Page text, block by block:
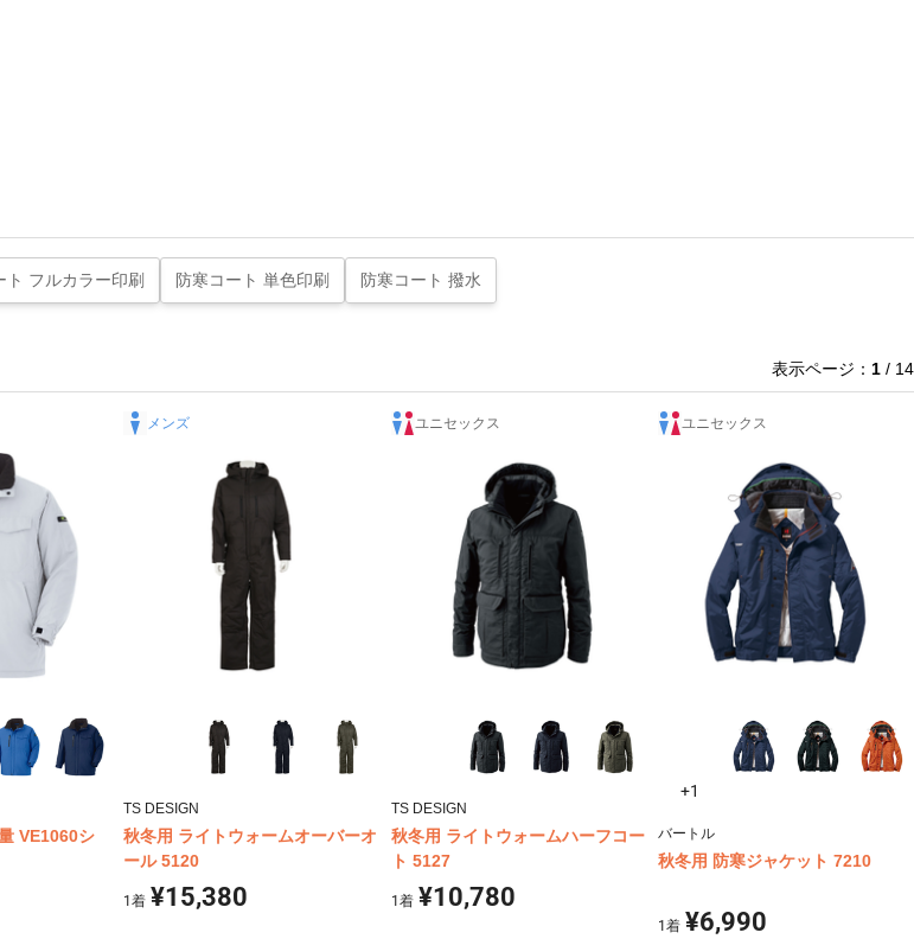
ト フルカラー印刷 防寒コート 単色印刷 防寒コート 撥水
表示ページ： 1 / 14
VE1060シ
メンズ
TS DESIGN
秋冬用 ライトウォームオーバーオ
ール 5120
1 着 ¥15,380
ユニセックス
TS DESIGN
秋冬用 ライトウォームハーフコー
ト 5127
1 着 ¥10,780
ユニセックス
+1
バートル
秋冬用 防寒ジャケット 7210
1着 ¥6,990